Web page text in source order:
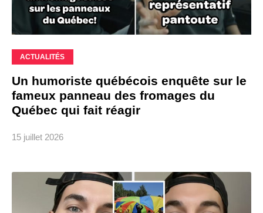
ACTUALITÉS
Un humoriste québécois enquête sur le
fameux panneau des fromages du
Québec qui fait réagir
15 juillet 2026